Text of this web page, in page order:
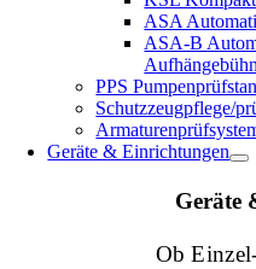
ASA
ASA-B
PPS
Schutzzeugpflege/
Geräte & Einrichtungen
Geräte
Ob